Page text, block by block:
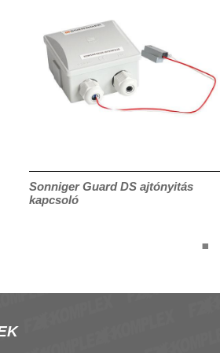
Sonniger Guard DS ajtónyitás
kapcsoló